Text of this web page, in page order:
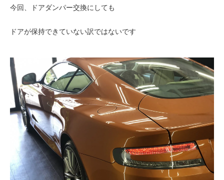
今回、ドアダンパー交換にしても
ドアが保持できていない訳ではないです